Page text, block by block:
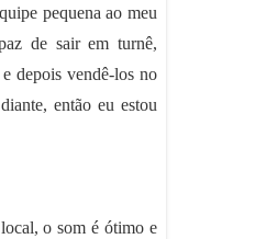
pequena ao meu
de sair em turnê,
depois vendê-los no
então eu estou
o som é ótimo e